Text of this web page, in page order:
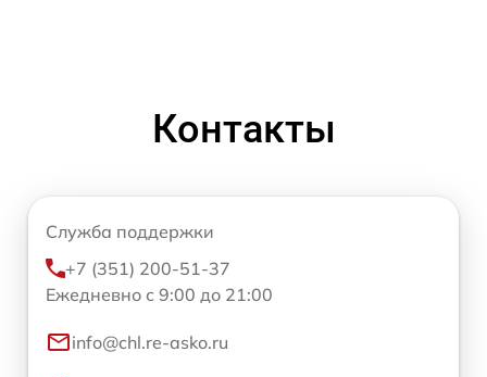
Контакты
Служба поддержки
+7 (351) 200-51-37
Ежедневно с 9:00 до 21:00
info@chl.re-asko.ru